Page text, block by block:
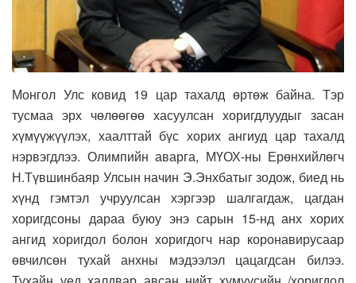
Монгол Улс ковид 19 цар тахалд өртөж байна. Тэр
тусмаа эрх чөлөөгөө хасуулсан хоригдлуудыг засан
хүмүүжүүлэх, хаалттай бүс хорих ангиуд цар тахалд
нэрвэгдлээ. Олимпийн аварга, МҮОХ-ны Ерөнхийлөгч
Н.Түвшинбаяр Улсын начин Э.Энхбатыг зодож, биед нь
хүнд гэмтэл учруулсан хэргээр шалгагдаж, цагдан
хоригдсоны дараа буюу энэ сарын 15-нд анх хорих
ангид хоригдол болон хоригдогч нар коронавирусаар
өвчилсөн тухай анхны мэдээлэл цацагдсан билээ.